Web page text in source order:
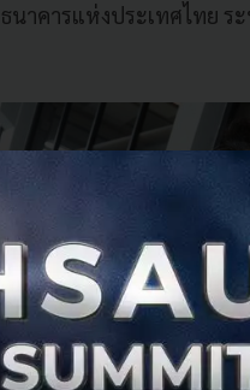
นาคารแห่งประเทศไทย ร